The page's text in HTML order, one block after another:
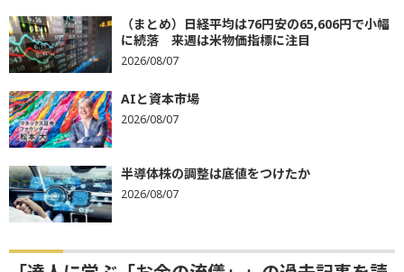
（まとめ）日経平均は76円安の65,606円で小幅
に続落 来週は米物価指標に注目
2026/08/07
AIと資本市場
2026/08/07
半導体株の調整は底値をつけたか
2026/08/07